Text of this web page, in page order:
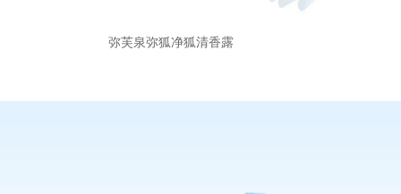
弥芙泉弥狐净狐清香露